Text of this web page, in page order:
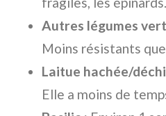
Autres légumes
Moins résistants
Laitue hachée/
Elle a moins de